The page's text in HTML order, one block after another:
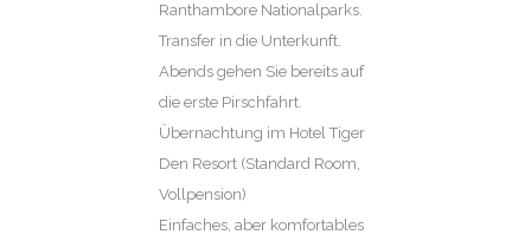
Ranthambore Nationalparks.
Transfer in die Unterkunft.
Abends gehen Sie bereits auf
die erste Pirschfahrt.
Übernachtung im Hotel Tiger
Den Resort (Standard Room,
Vollpension)
Einfaches, aber komfortables